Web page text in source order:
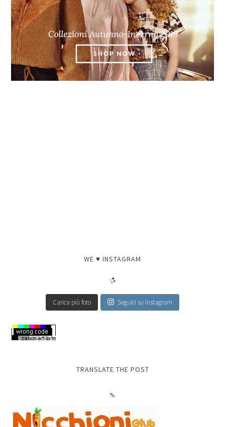
WE ♥ INSTAGRAM
Carica più foto Seguici su Instagram
TRANSLATE THE POST
✎